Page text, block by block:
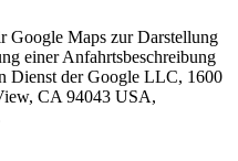
Google Maps zur Darstellung
einer Anfahrtsbeschreibung
Dienst der Google LLC, 1600
CA 94043 USA,